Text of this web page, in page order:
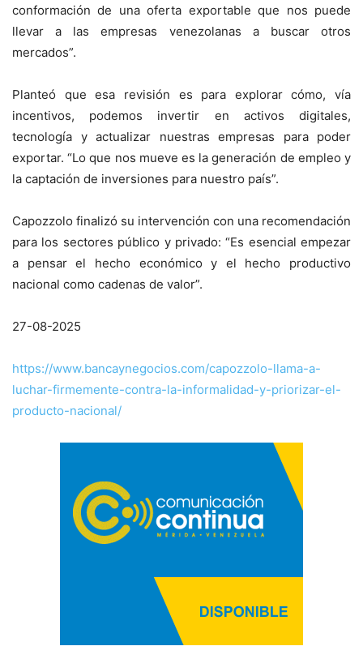
conformación de una oferta exportable que nos puede
llevar a las empresas venezolanas a buscar otros
mercados”.
Planteó que esa revisión es para explorar cómo, vía
incentivos, podemos invertir en activos digitales,
tecnología y actualizar nuestras empresas para poder
exportar. “Lo que nos mueve es la generación de empleo y
la captación de inversiones para nuestro país”.
Capozzolo finalizó su intervención con una recomendación
para los sectores público y privado: “Es esencial empezar
a pensar el hecho económico y el hecho productivo
nacional como cadenas de valor”.
27-08-2025
https://www.bancaynegocios.com/capozzolo-llama-a-
luchar-firmemente-contra-la-informalidad-y-priorizar-el-
producto-nacional/